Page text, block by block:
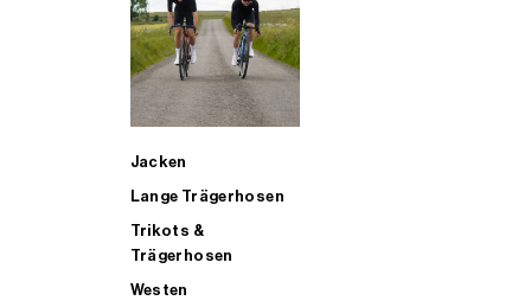
Jacken
Lange Trägerhosen
Trikots &
Trägerhosen
Westen
ALLE TRIATHLONARTIKEL FÜR MÄNNER KAUFEN